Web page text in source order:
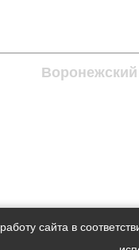
сайта в